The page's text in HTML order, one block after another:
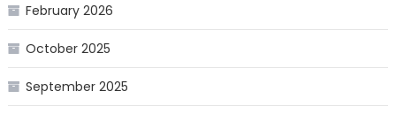
February 2026
October 2025
September 2025